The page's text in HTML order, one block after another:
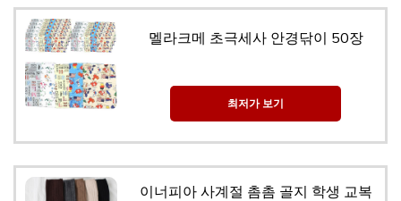
멜라크메 초극세사 안경닦이 50장
최저가 보기
이너피아 사계절 촘촘 골지 학생 교복